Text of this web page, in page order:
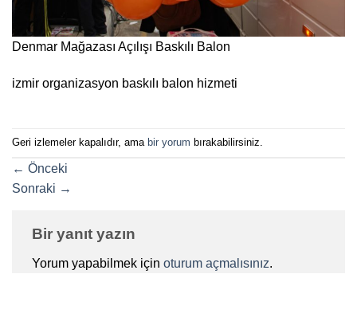
Denmar Mağazası Açılışı Baskılı Balon
izmir organizasyon baskılı balon hizmeti
Geri izlemeler kapalıdır, ama bir yorum bırakabilirsiniz.
← Önceki
Sonraki →
Bir yanıt yazın
Yorum yapabilmek için oturum açmalısınız.